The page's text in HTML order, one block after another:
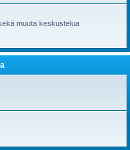
muuta keskustelua